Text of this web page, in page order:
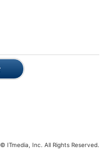
ITmedia, Inc. All Rights Reserved.